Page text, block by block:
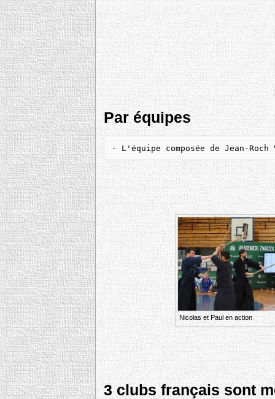
Par équipes
- L'équipe composée de Jean-
Nicolas et Paul en action
3 clubs français sont